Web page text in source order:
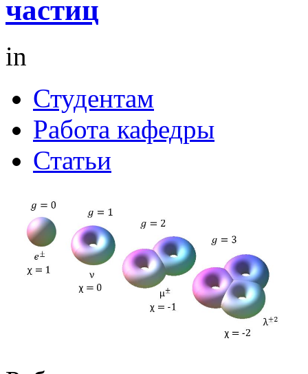
частиц
in
Студентам
Работа кафедры
Статьи